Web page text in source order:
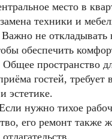
место в
замена техники и
Важно не откладывать
обеспечить
Общее пространство
гостей, требует
эстетике.
нужно тихое
его ремонт также